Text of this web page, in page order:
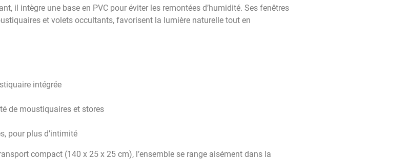
il intègre une base en PVC pour éviter les remontées d’humidité. Ses fenêtres
et volets occultants, favorisent la lumière naturelle tout en
intégrée
de moustiquaires et stores
pour plus d’intimité
compact (140 x 25 x 25 cm), l’ensemble se range aisément dans la